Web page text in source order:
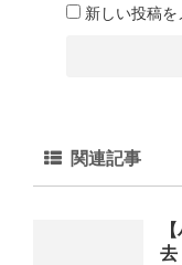
新しい投稿を
関連記事
去